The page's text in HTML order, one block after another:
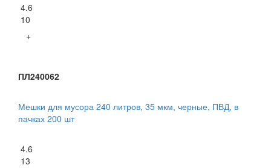
4.6
10
+
ПЛ240062
Мешки для мусора 240 литров, 35 мкм, черные, ПВД, в
пачках 200 шт
4.6
13